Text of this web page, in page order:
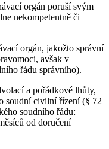
orgán poruší svým
nekompetentně či
orgán, jakožto správní
avšak v
řádu správního).
a pořádkové lhůty,
soudní civilní řízení (§ 72
soudního řádu:
od doručení